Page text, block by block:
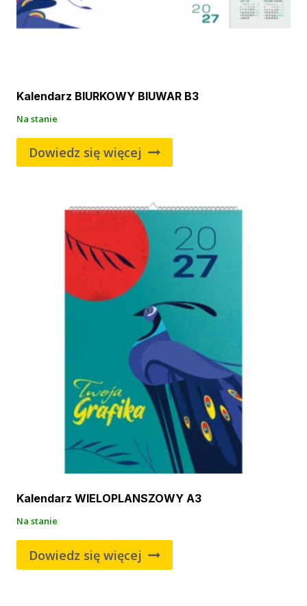
Kalendarz BIURKOWY BIUWAR B3
Na stanie
Dowiedz się więcej
Kalendarz WIELOPLANSZOWY A3
Na stanie
Dowiedz się więcej